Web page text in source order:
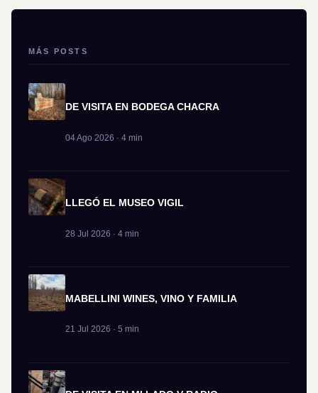
MÁS POSTS
DE VISITA EN BODEGA CHACRA
04 Ago 2026 · 4 min
LLEGÓ EL MUSEO VIGIL
28 Jul 2026 · 4 min
MABELLINI WINES, VINO Y FAMILIA
21 Jul 2026 · 5 min